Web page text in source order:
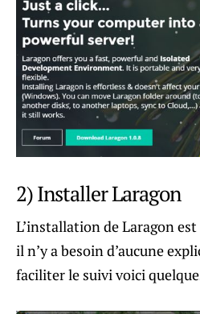
2) Installer Laragon
L’installation de Laragon
il n’y a besoin d’aucune
faciliter le suivi voici